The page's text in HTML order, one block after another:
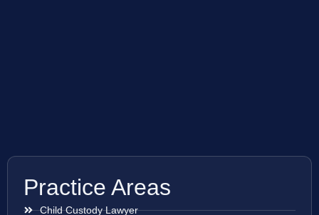
Practice Areas
Child Custody Lawyer